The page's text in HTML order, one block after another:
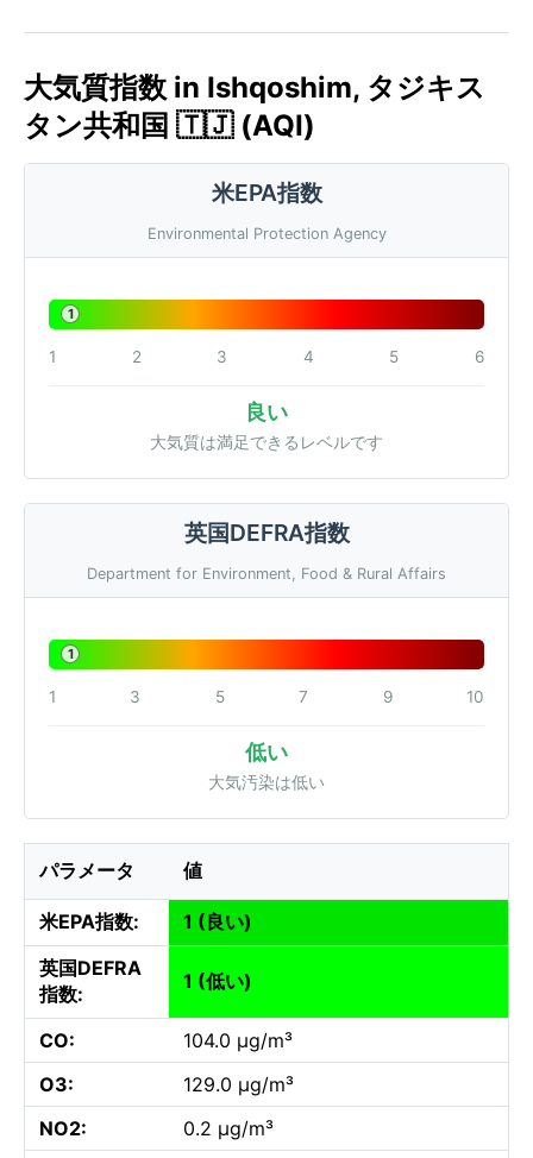
大気質指数 in Ishqoshim, タジキス
タン共和国 🇹🇯 (AQI)
米EPA指数
Environmental Protection Agency
1
1 2 3 4 5 6
良い
大気質は満足できるレベルです
英国DEFRA指数
Department for Environment, Food & Rural Affairs
1
1 3 5 7 9 10
低い
大気汚染は低い
パラメータ 値
米EPA指数:
1 (良い)
英国DEFRA
指数:
1 (低い)
CO:
104.0 µg/m³
O3:
129.0 µg/m³
NO2:
0.2 µg/m³